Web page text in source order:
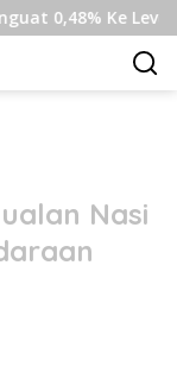
Ke Level 6.440
Nasi